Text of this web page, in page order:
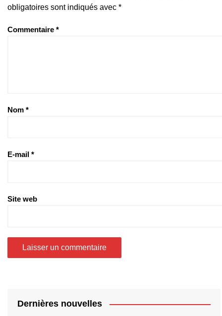
obligatoires sont indiqués avec *
Commentaire *
Nom *
E-mail *
Site web
Dernières nouvelles